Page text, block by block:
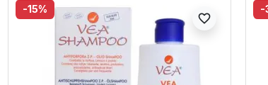
-15%
favorite_border
-